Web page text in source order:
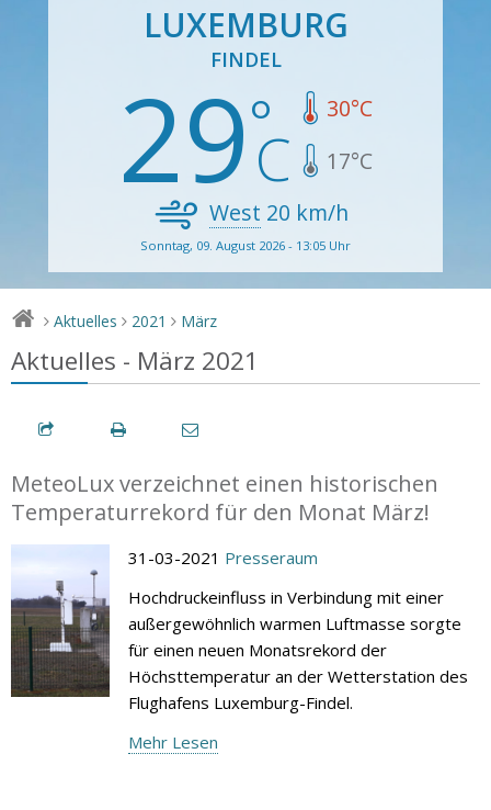
LUXEMBURG
FINDEL
29 30°C
17°C
West 20 km/h
Sonntag, 09. August 2026 - 13:05 Uhr
> Aktuelles > 2021 > März
Aktuelles - März 2021
MeteoLux verzeichnet einen historischen
Temperaturrekord für den Monat März!
31-03-2021 Presseraum
Hochdruckeinfluss in Verbindung mit einer
außergewöhnlich warmen Luftmasse sorgte
für einen neuen Monatsrekord der
Höchsttemperatur an der Wetterstation des
Flughafens Luxemburg-Findel.
Mehr Lesen